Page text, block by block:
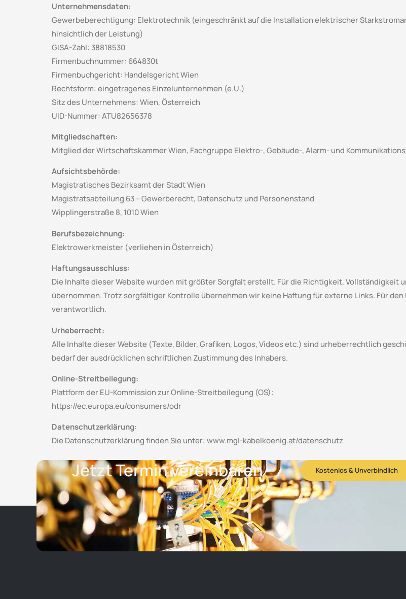
Unternehmensdaten:
Gewerbeberechtigung: Elektrotechnik (eingeschränkt auf die Installation elektrischer
hinsichtlich der Leistung)
GISA-Zahl: 38818530
Firmenbuchnummer: 664830t
Firmenbuchgericht: Handelsgericht Wien
Rechtsform: eingetragenes Einzelunternehmen (e.U.)
Sitz des Unternehmens: Wien, Österreich
UID-Nummer: ATU82656378
Mitgliedschaften:
Mitglied der Wirtschaftskammer Wien, Fachgruppe Elektro-, Gebäude-, Alarm- und
Aufsichtsbehörde:
Magistratisches Bezirksamt der Stadt Wien
Magistratsabteilung 63 – Gewerberecht, Datenschutz und Personenstand
Wipplingerstraße 8, 1010 Wien
Berufsbezeichnung:
Elektrowerkmeister (verliehen in Österreich)
Haftungsausschluss:
Die Inhalte dieser Website wurden mit größter Sorgfalt erstellt. Für die Richtigkeit, Vollständigkeit
übernommen. Trotz sorgfältiger Kontrolle übernehmen wir keine Haftung für externe Links. Für
verantwortlich.
Urheberrecht:
Alle Inhalte dieser Website (Texte, Bilder, Grafiken, Logos, Videos etc.) sind urheberrechtlich
bedarf der ausdrücklichen schriftlichen Zustimmung des Inhabers.
Online-Streitbeilegung:
Plattform der EU-Kommission zur Online-Streitbeilegung (OS):
https://ec.europa.eu/consumers/odr
Datenschutzerklärung:
Die Datenschutzerklärung finden Sie unter: www.mgl-kabelkoenig.at/datenschutz
Jetzt Termin vereinbaren Kostenlos & Unverbindlich